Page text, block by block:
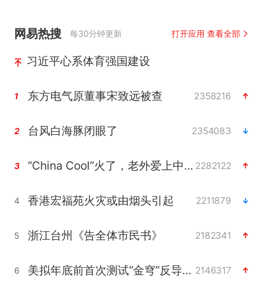
网易热搜 每30分钟更新 打开应用 查看全部
习近平心系体育强国建设
1 东方电气原董事宋致远被查 2358216
2 台风白海豚闭眼了 2354083
3 “China Cool”火了，老外爱上中国避暑游 2282122
4 香港宏福苑火灾或由烟头引起 2211879
5 浙江台州《告全体市民书》 2182341
6 美拟年底前首次测试“金穹”反导系统 2146317